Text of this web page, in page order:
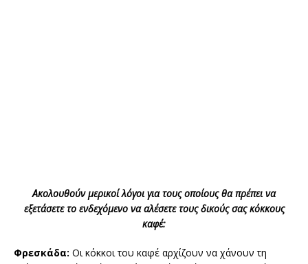
Ακολουθούν μερικοί λόγοι για τους οποίους θα πρέπει να
εξετάσετε το ενδεχόμενο να αλέσετε τους δικούς σας κόκκους
καφέ:
Φρεσκάδα: Οι κόκκοι του καφέ αρχίζουν να χάνουν τη